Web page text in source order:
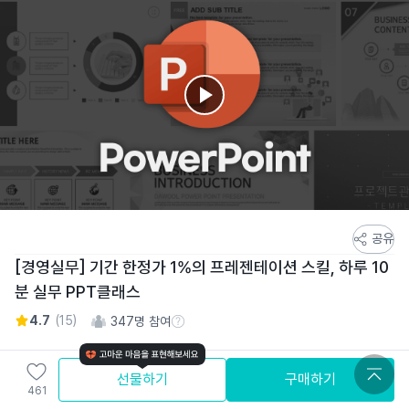
토
어
스
토
공유
[경영실무] 기간 한정가 1%의 프레젠테이션 스킬, 하루 10
분 실무 PPT클래스
4.7 (15) 347명 참여참여 수 정보
129,000원
461
선물하기 구매하기